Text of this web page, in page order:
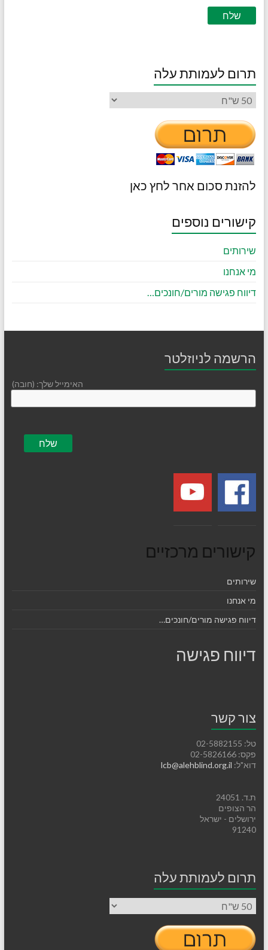
תרום לעמותת עלה
להזנת סכום אחר לחץ כאן
קישורים נוספים
שירותים
מי אנחנו
דיווח פגישה מורים/חונכים…
הרשמה לניוזלטר
האימייל שלך: (חובה)
קישורים מרכזיים
שירותים
מי אנחנו
דיווח פגישה מורים/חונכים…
דיווח פגישה
צור קשר
טל: 02-5882155
פקס: 02-5826166
דוא"ל:
ת.ד. 24051
הר הצופים
ירושלים - ישראל
91240
תרום לעמותת עלה